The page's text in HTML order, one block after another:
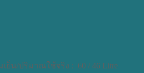
ย็น/ปริมาณใช้จริง : 60 / 46 Litre